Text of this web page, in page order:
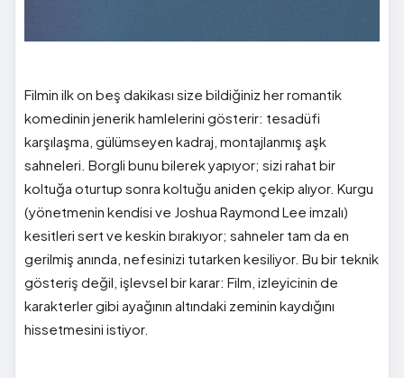
Filmin ilk on beş dakikası size bildiğiniz her romantik
komedinin jenerik hamlelerini gösterir: tesadüfi
karşılaşma, gülümseyen kadraj, montajlanmış aşk
sahneleri. Borgli bunu bilerek yapıyor; sizi rahat bir
koltuğa oturtup sonra koltuğu aniden çekip alıyor. Kurgu
(yönetmenin kendisi ve Joshua Raymond Lee imzalı)
kesitleri sert ve keskin bırakıyor; sahneler tam da en
gerilmiş anında, nefesinizi tutarken kesiliyor. Bu bir teknik
gösteriş değil, işlevsel bir karar: Film, izleyicinin de
karakterler gibi ayağının altındaki zeminin kaydığını
hissetmesini istiyor.